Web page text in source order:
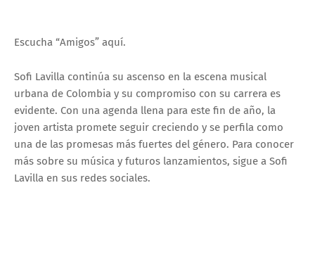
Escucha “Amigos” aquí.
Sofi Lavilla continúa su ascenso en la escena musical
urbana de Colombia y su compromiso con su carrera es
evidente. Con una agenda llena para este fin de año, la
joven artista promete seguir creciendo y se perfila como
una de las promesas más fuertes del género. Para conocer
más sobre su música y futuros lanzamientos, sigue a Sofi
Lavilla en sus redes sociales.